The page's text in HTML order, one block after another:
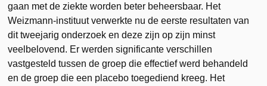
gaan met de ziekte worden beter beheersbaar. Het
Weizmann-instituut verwerkte nu de eerste resultaten van
dit tweejarig onderzoek en deze zijn op zijn minst
veelbelovend. Er werden significante verschillen
vastgesteld tussen de groep die effectief werd behandeld
en de groep die een placebo toegediend kreeg. Het